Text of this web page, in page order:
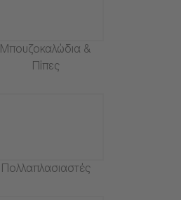
Μπουζοκαλώδια &
Πίπες
Πολλαπλασιαστές